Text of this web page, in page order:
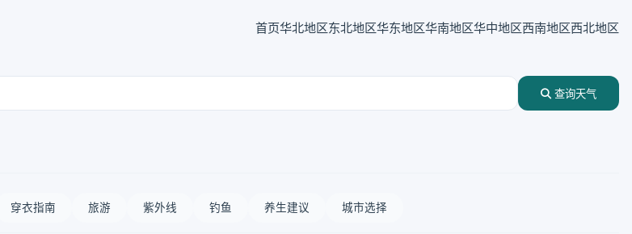
首页华北地区东北地区华东地区华南地区华中地区西南地区西北地区
查询天气
穿衣指南 旅游 紫外线 钓鱼 养生建议 城市选择